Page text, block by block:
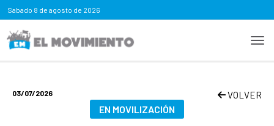
Sabado 8 de agosto de 2026
03/07/2026 VOLVER
EN MOVILIZACIÓN